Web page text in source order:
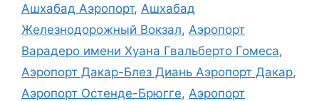
Ашхабад Аэропорт, Ашхабад
Железнодорожный Вокзал, Аэропорт
Варадеро имени Хуана Гвальберто Гомеса,
Аэропорт Дакар-Блез Диань Аэропорт Дакар,
Аэропорт Остенде-Брюгге, Аэропорт